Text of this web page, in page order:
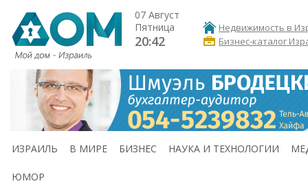
07 Август
Пятница
20:42
Недвижимость в
Бизнес-каталог
ИЗРАИЛЬ В МИРЕ БИЗНЕС НАУКА И ТЕХНОЛОГИИ
ЮМОР